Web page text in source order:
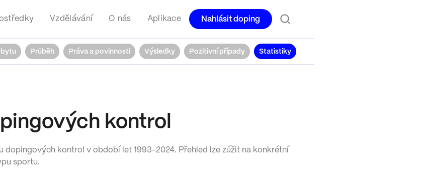
Vzdělávání O nás Aplikace Nahlásit doping
Průběh Práva a povinnosti Výsledky Pozitivní případy Statistiky
kontrol
dopingových kontrol v období let 1993-2024. Přehled lze zúžit na konkrétní
sportu.